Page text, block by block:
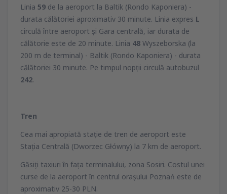
Linia 59 de la aeroport la Baltik (Rondo Kaponiera) -
durata călătoriei aproximativ 30 minute. Linia expres L
circulă între aeroport şi Gara centrală, iar durata de
călătorie este de 20 minute. Linia 48 Wyszeborska (la
200 m de terminal) - Baltik (Rondo Kaponiera) - durata
călătoriei 30 minute. Pe timpul nopţii circulă autobuzul
242.
Tren
Cea mai apropiată staţie de tren de aeroport este
Staţia Centrală (Dworzec Główny) la 7 km de aeroport.
Găsiţi taxiuri în faţa terminalului, zona Sosiri. Costul unei
curse de la aeroport în centrul oraşului Poznań este de
aproximativ 25-30 PLN.